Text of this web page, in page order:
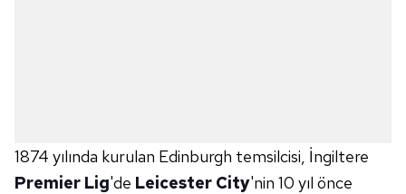
1874 yılında kurulan Edinburgh temsilcisi, İngiltere
Premier Lig'de Leicester City'nin 10 yıl önce